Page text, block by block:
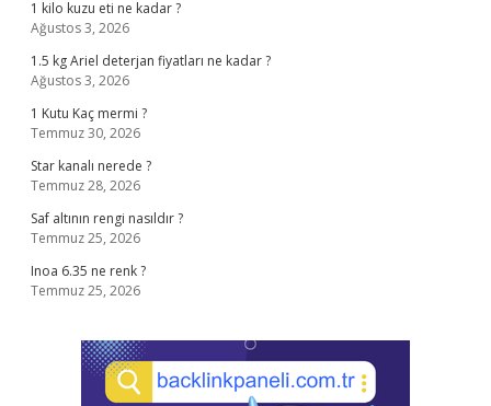
1 kilo kuzu eti ne kadar ?
Ağustos 3, 2026
1.5 kg Ariel deterjan fiyatları ne kadar ?
Ağustos 3, 2026
1 Kutu Kaç mermi ?
Temmuz 30, 2026
Star kanalı nerede ?
Temmuz 28, 2026
Saf altının rengi nasıldır ?
Temmuz 25, 2026
Inoa 6.35 ne renk ?
Temmuz 25, 2026